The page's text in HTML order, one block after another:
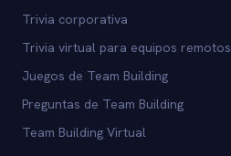
Trivia corporativa
Trivia virtual para equipos remotos
Juegos de Team Building
Preguntas de Team Building
Team Building Virtual